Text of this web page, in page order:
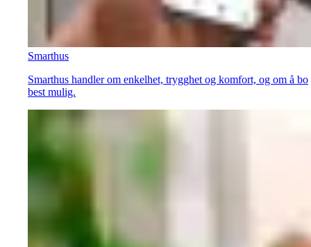
Smarthus
Smarthus handler om enkelhet, trygghet og komfort, og om å bo
best mulig.